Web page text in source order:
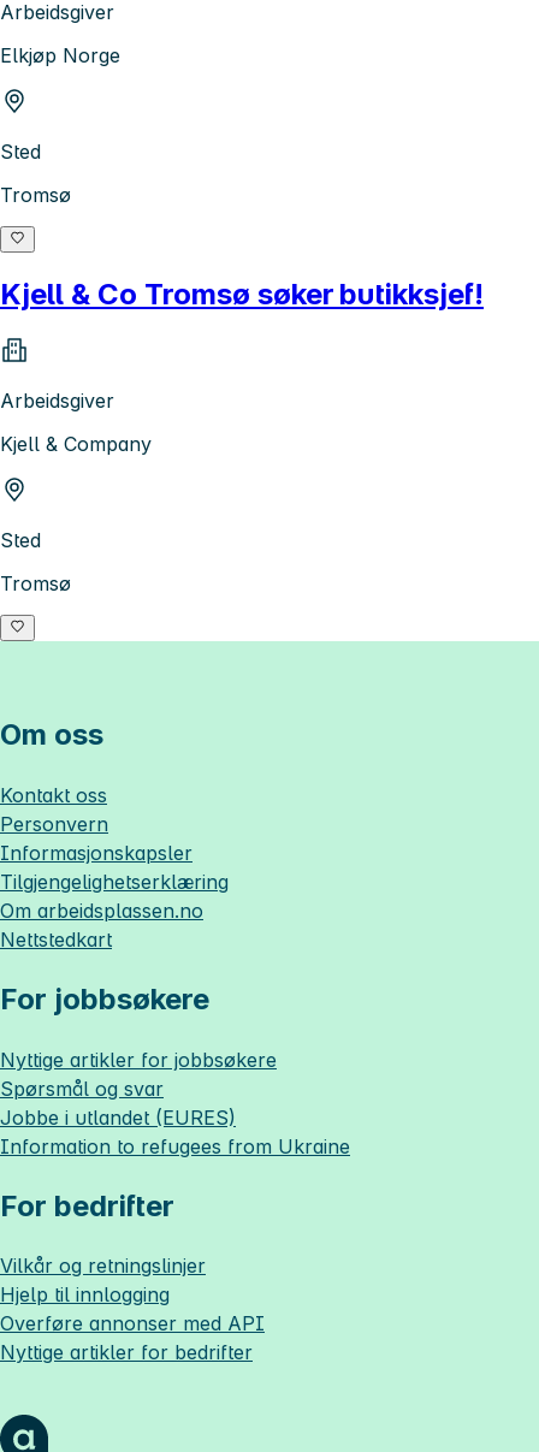
Arbeidsgiver
Elkjøp Norge
Sted
Tromsø
Kjell & Co Tromsø søker butikksjef!
Arbeidsgiver
Kjell & Company
Sted
Tromsø
Om oss
Kontakt oss
Personvern
Informasjonskapsler
Tilgjengelighetserklæring
Om arbeidsplassen.no
Nettstedkart
For jobbsøkere
Nyttige artikler for jobbsøkere
Spørsmål og svar
Jobbe i utlandet (EURES)
Information to refugees from Ukraine
For bedrifter
Vilkår og retningslinjer
Hjelp til innlogging
Overføre annonser med API
Nyttige artikler for bedrifter